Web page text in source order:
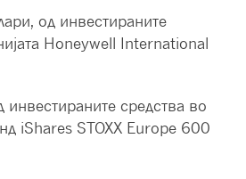
од инвестираните
Honeywell International
средства во
iShares STOXX Europe 600